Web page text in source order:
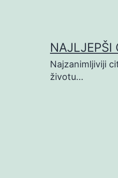
NAJLJEPŠI
Najzanimljiviji
životu…